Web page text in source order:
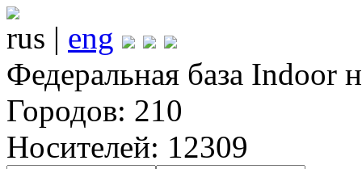
rus | eng
Федеральная база Indoor
Городов: 210
Носителей: 12309